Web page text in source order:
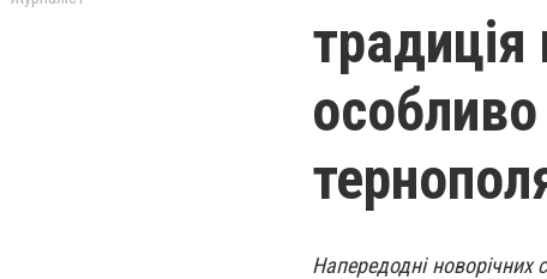
Напередодні новорічних